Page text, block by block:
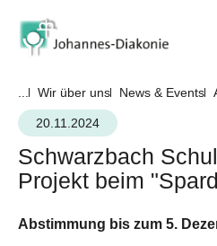
... Wir über uns News & Events
20.11.2024
Schwarzbach
Projekt beim
Abstimmung bis zum 5.